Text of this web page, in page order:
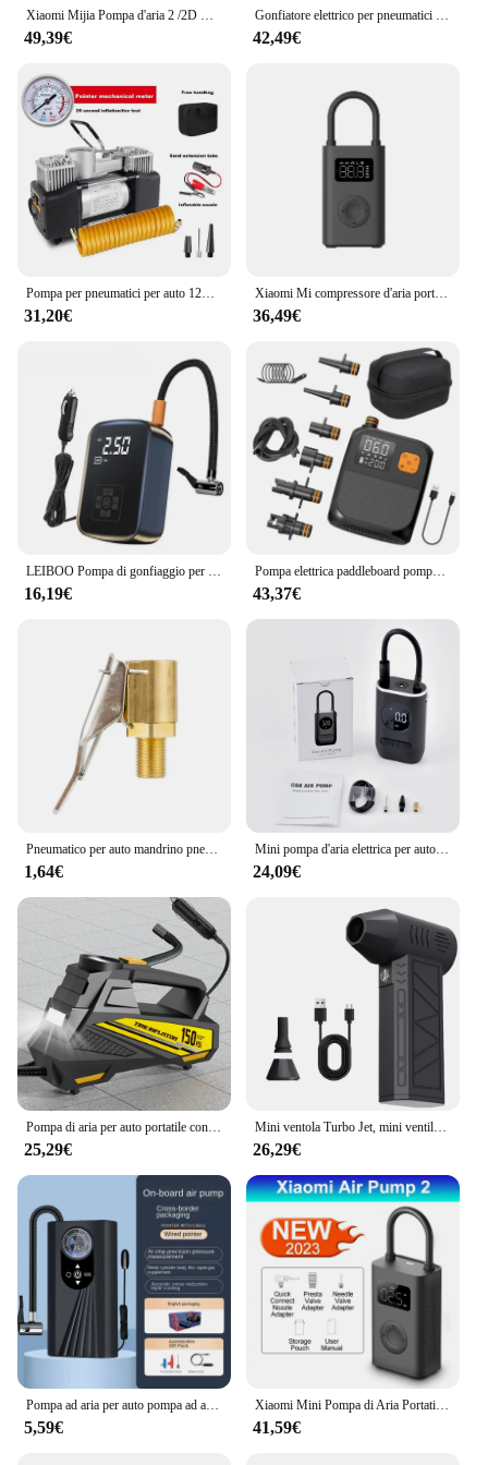
Xiaomi Mijia Pompa d'aria 2 /2D Compressore d'aria elettrico portatile 2 /2D Sensore pneumatici Mi Tesoro gonfiabile 2 per palla bici auto
49,39€
Gonfiatore elettrico per pneumatici con compressore d'aria portatile per pompa d'aria per auto senza fili con display digitale LCD per palla da bicicletta per motociclette
42,49€
Pompa per pneumatici per auto 12V 150PSI pompa ad aria elettrica per auto a doppio cilindro compressore d'aria portatile in metallo per impieghi gravosi gonfiatore per pneumatici per auto elettriche
31,20€
Xiaomi Mi compressore d'aria portatile 2 gonfiatore digitale per pneumatici pompa ad aria elettrica con lampada a LED per auto moto biciclette
36,49€
16,19€
Pompa elettrica paddleboard pompa SUP ricaricabile 20PSI pompa elettrica portatile a gonfiaggio a doppio stadio per kayak, finestre, SUPs
43,37€
1,64€
Mini pompa d'aria elettrica per auto carica wireless portatile pompa per auto gonfiatore per pneumatici compressore d'aria adatto per palla per bici da moto per auto
24,09€
25,29€
Mini ventola Turbo Jet, mini ventilatore senza spazzole, spolverino elettrico con 3 marce regolabili 130000 RPM Velocità del vento 52 m/s Compute per auto
26,29€
5,59€
Xiaomi Mini Pompa di Aria Portatile 2 Norma Mijia Compressore D'aria Elettrico Tesoro 150PSI Tipo-C LED Multitool Gonfiatore Per Auto Automotive S
41,59€